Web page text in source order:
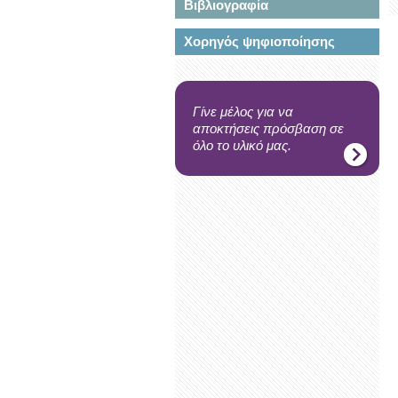
Βιβλιογραφία
Χορηγός ψηφιοποίησης
Γίνε μέλος για να
αποκτήσεις πρόσβαση σε
όλο το υλικό μας.